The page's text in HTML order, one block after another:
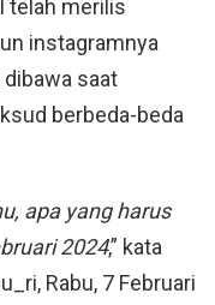
telah merilis
instagramnya
saat
berbeda-beda
apa yang harus
2024,” kata
Rabu, 7 Februari